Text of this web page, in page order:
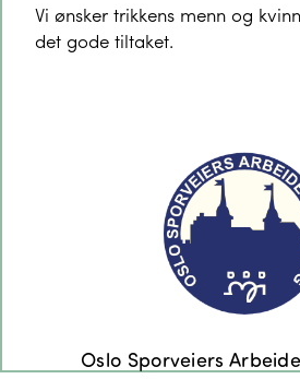
Vi ønsker trikkens menn og
det gode tiltaket.